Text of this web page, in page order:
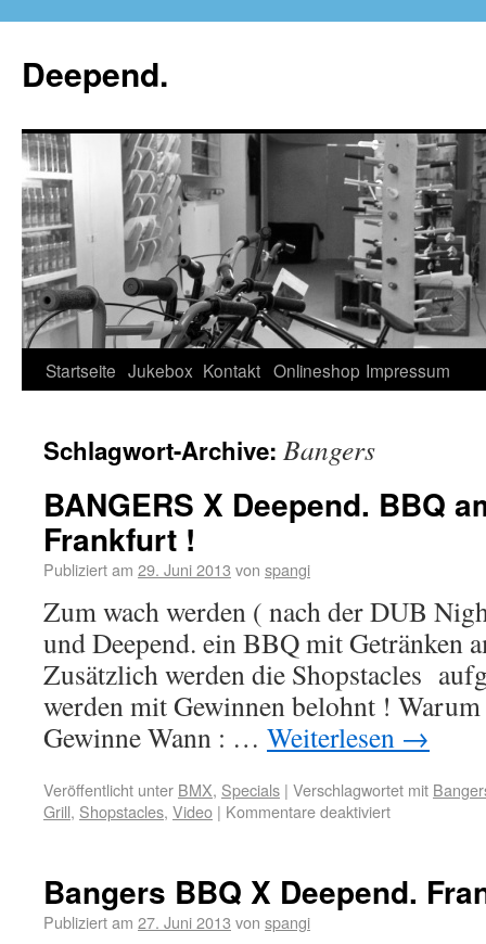
Deepend.
Startseite Jukebox Kontakt Onlineshop Impressum
Schlagwort-Archive: Bangers
BANGERS X Deepend. BBQ
Frankfurt !
Publiziert am 29. Juni 2013 von spangi
Zum wach werden ( nach der DUB
und Deepend. ein BBQ mit Getränken
Zusätzlich werden die Shopstacles
werden mit Gewinnen belohnt !
Gewinne Wann : … Weiterlesen →
Veröffentlicht unter BMX, Specials | Verschlagwortet mit
Grill, Shopstacles, Video | Kommentare deaktiviert
Bangers BBQ X Deepend.
Publiziert am 27. Juni 2013 von spangi